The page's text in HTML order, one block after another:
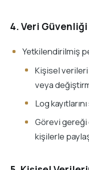
4. Veri Güvenliği
Yetkilendirilmiş
Kişisel verileri
veya
Log
Görevi
kişilerle